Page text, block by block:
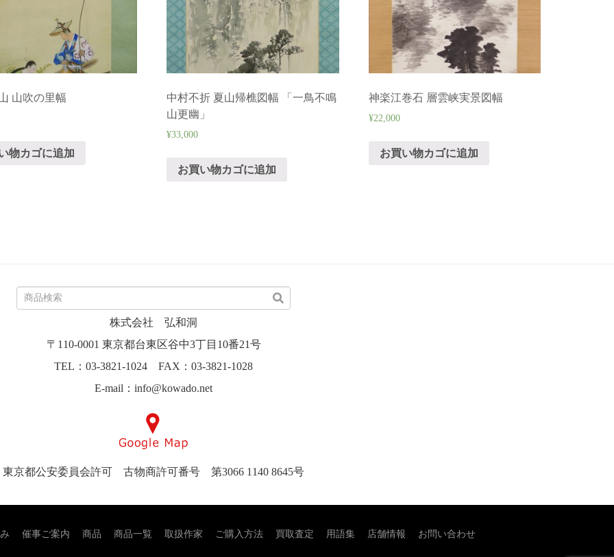
山吹の里幅
物カゴに追加
中村不折 夏山帰樵図幅 「一鳥不鳴
山更幽」
¥33,000
お買い物カゴに追加
神楽江巻石 層雲峡実景図幅
¥22,000
お買い物カゴに追加
株式会社 弘和洞
〒110-0001 東京都台東区谷中3丁目10番21号
TEL：03-3821-1024 FAX：03-3821-1028
E-mail：info@kowado.net
東京都公安委員会許可 古物商許可番号 第3066 1140 8645号
催事ご案内 商品 商品一覧 取扱作家 ご購入方法 買取査定 用語集 店舗情報 お問い合わせ